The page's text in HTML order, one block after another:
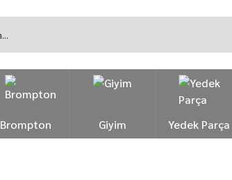
Brompton Giyim Yedek Parça